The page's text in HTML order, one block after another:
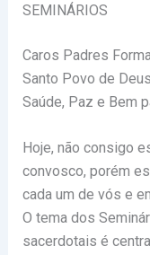
SEMINÁRIOS
Caros Padres
Santo Povo de
Saúde, Paz e Bem
Hoje, não consigo
convosco, porém
cada um de vós e
O tema dos
sacerdotais é